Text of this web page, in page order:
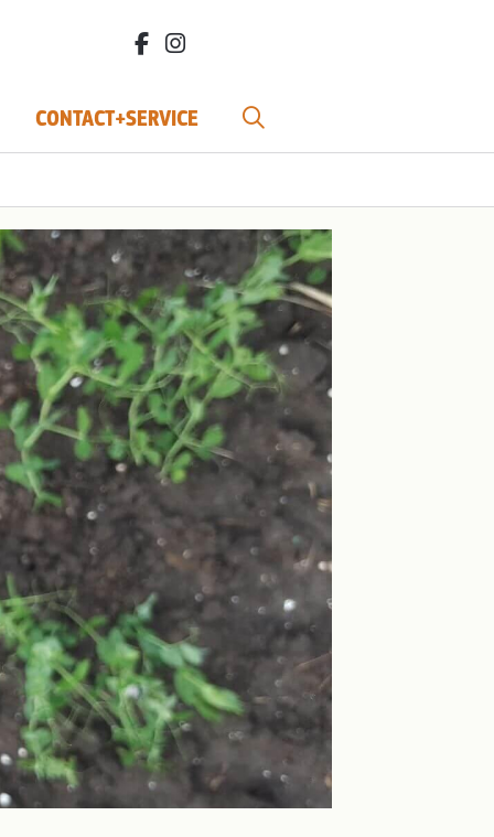
facebook.com/bdvereniging/
instagram.com/leefbiodynamisch/
CONTACT+SERVICE